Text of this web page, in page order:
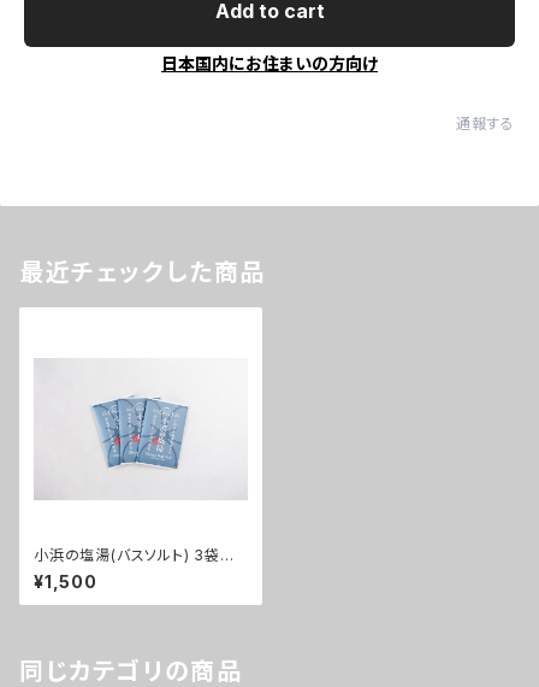
Add to cart
日本国内にお住まいの方向け
通報する
最近チェックした商品
小浜の塩湯(バスソルト) 3袋セッ
ト
¥1,500
同じカテゴリの商品